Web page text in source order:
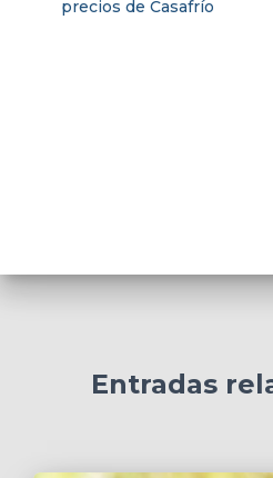
precios de Casafrío
Entradas